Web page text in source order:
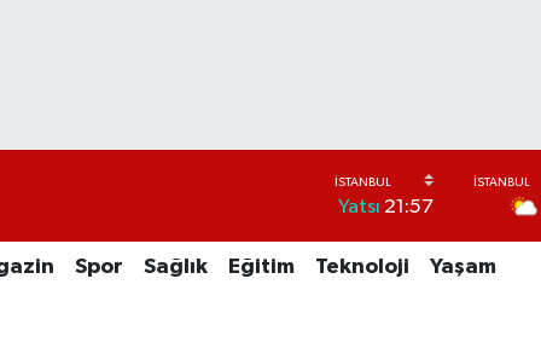
Yatsı 21:57
Spor Sağlık Eğitim Teknoloji Yaşam